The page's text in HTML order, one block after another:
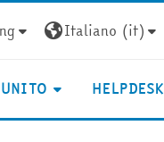
Italiano ‎(it)‎
UNITO HELPDESK